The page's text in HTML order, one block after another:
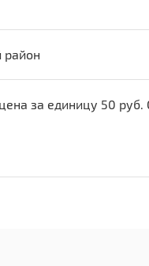
район
за единицу 50